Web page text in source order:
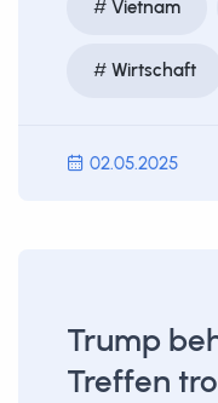
Vietnam
Wirtschaft
02.05.2025
Trump
Treffen